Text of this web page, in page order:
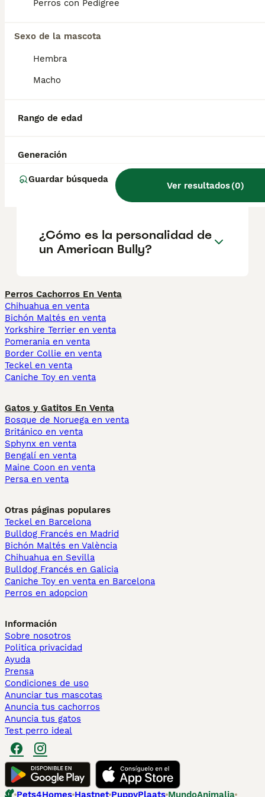
Perros con Pedigree
Sexo de la mascota
Hembra
Macho
Rango de edad
Generación
Guardar búsqueda
Ver resultados(0)
¿Es el American Bully una
¿Es el American Bully
¿Cuántos años vive un
American Bully?
¿Cómo es la personalidad de
un American Bully?
Perros Cachorros En Venta
Chihuahua en venta
Bichón Maltés en venta
Yorkshire Terrier en venta
Pomerania en venta
Border Collie en venta
Teckel en venta
Caniche Toy en venta
Gatos y Gatitos En Venta
Bosque de Noruega en venta
Británico en venta
Sphynx en venta
Bengalí en venta
Maine Coon en venta
Persa en venta
Otras páginas populares
Teckel en Barcelona
Bulldog Francés en Madrid
Bichón Maltés en València
Chihuahua en Sevilla
Bulldog Francés en Galicia
Caniche Toy en venta en Barcelona
Perros en adopcion
Información
Sobre nosotros
Politica privacidad
Ayuda
Prensa
Condiciones de uso
Anunciar tus mascotas
Anuncia tus cachorros
Anuncia tus gatos
Test perro ideal